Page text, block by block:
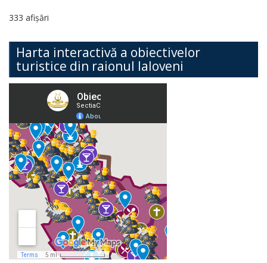
333 afișări
Harta interactivă a obiectivelor
turistice din raionul Ialoveni